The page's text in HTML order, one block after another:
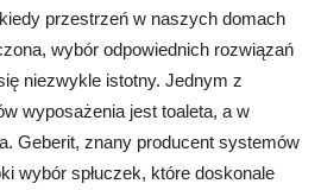
przestrzeń w naszych domach
wybór odpowiednich rozwiązań
niezwykle istotny. Jednym z
wyposażenia jest toaleta, a w
Geberit, znany producent systemów
wybór spłuczek, które doskonale